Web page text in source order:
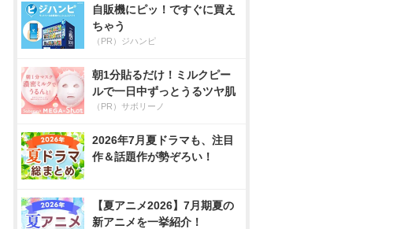
自販機にピッ！ですぐに買え
ちゃう
（PR）ジハンピ
朝1分貼るだけ！ミルクピー
ルで一日中ずっとうるツヤ肌
（PR）サボリーノ
2026年7月夏ドラマも、注目
作＆話題作が勢ぞろい！
【夏アニメ2026】7月期夏の
新アニメを一挙紹介！